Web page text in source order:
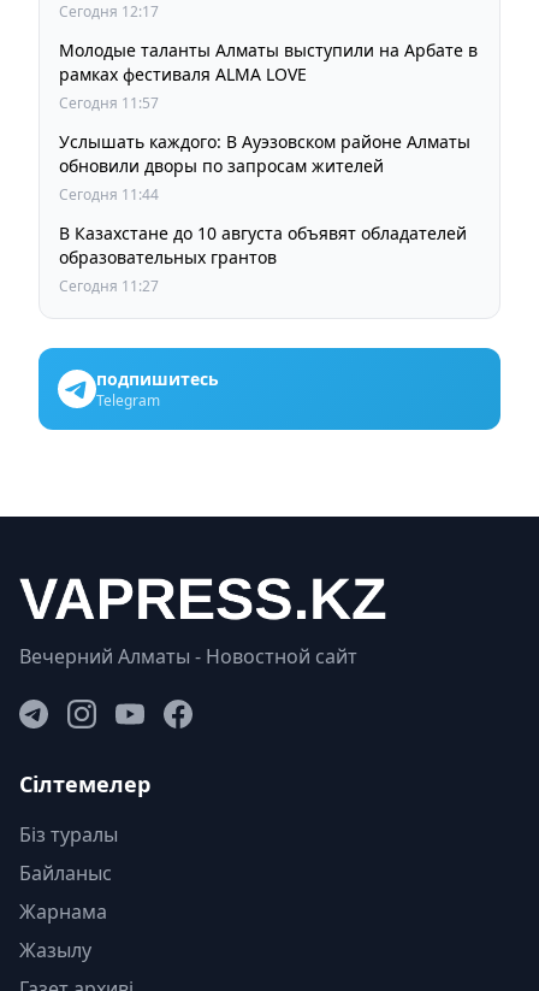
Сегодня 12:17
Молодые таланты Алматы выступили на Арбате в
рамках фестиваля ALMA LOVE
Сегодня 11:57
Услышать каждого: В Ауэзовском районе Алматы
обновили дворы по запросам жителей
Сегодня 11:44
В Казахстане до 10 августа объявят обладателей
образовательных грантов
Сегодня 11:27
подпишитесь
Telegram
Вечерний Алматы - Новостной сайт
Сілтемелер
Біз туралы
Байланыс
Жарнама
Жазылу